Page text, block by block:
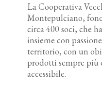
La Cooperativa
Montepulciano,
circa 400 soci, che
insieme con
territorio, con un
prodotti sempre più
accessibile.